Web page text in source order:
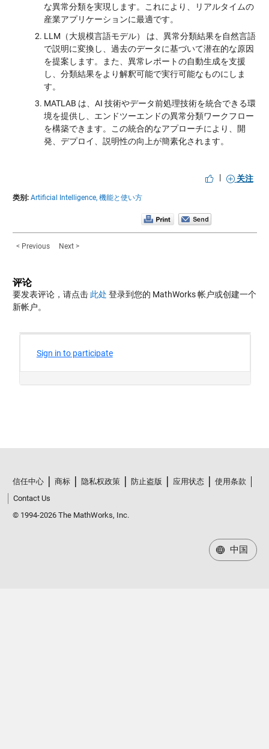
な異常分類を実現します。これにより、リアルタイムの
産業アプリケーションに最適です。
LLM（大規模言語モデル） は、異常分類結果を自然言語
で説明に変換し、過去のデータに基づいて潜在的な原因
を提案します。また、異常レポートの自動生成を支援
し、分類結果をより解釈可能で実行可能なものにしま
す。
MATLAB は、AI 技術やデータ前処理技術を統合できる環
境を提供し、エンドツーエンドの異常分類ワークフロー
を構築できます。この統合的なアプローチにより、開
発、デプロイ、説明性の向上が簡素化されます。
| 关注
类别: Artificial Intelligence, 機能と使い方
< Previous Next >
评论
要发表评论，请点击 此处 登录到您的 MathWorks 帐户或创建一个
新帐户。
信任中心 商标 隐私权政策 防止盗版 应用状态
使用条款
Contact Us
© 1994-2026 The MathWorks, Inc.
中国